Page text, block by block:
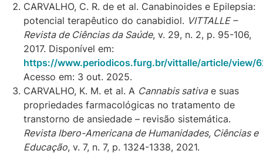
CARVALHO, C. R. de et al. Canabinoides e Epilepsia:
potencial terapêutico do canabidiol. VITTALLE –
Revista de Ciências da Saúde, v. 29, n. 2, p. 95-106,
2017. Disponível em:
https://www.periodicos.furg.br/vittalle/article/view/
Acesso em: 3 out. 2025.
CARVALHO, K. M. et al. A Cannabis sativae suas
propriedades farmacológicas no tratamento de
transtorno de ansiedade – revisão sistemática.
Revista Ibero-Americana de Humanidades, Ciências e
Educação, v. 7, n. 7, p. 1324-1338, 2021.